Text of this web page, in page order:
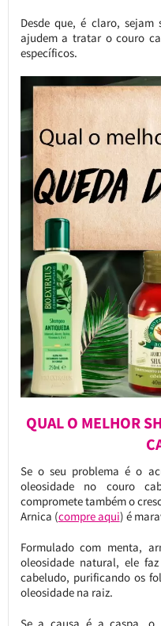
Desde que, é claro,
ajudem a tratar o couro
específicos.
QUAL O MELHOR
Se o seu problema é o
oleosidade no couro
compromete também o
Arnica (compre aqui) é
Formulado com menta,
oleosidade natural, ele
cabeludo, purificando os
oleosidade na raiz.